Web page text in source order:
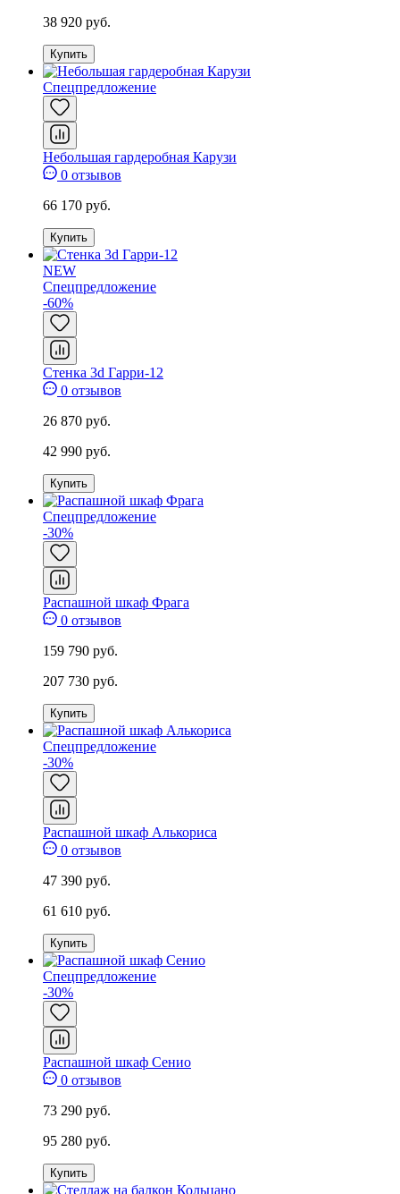
38 920 руб.
Купить
Спецпредложение
Небольшая гардеробная Карузи
0 отзывов
66 170 руб.
Купить
NEW
Спецпредложение
-60%
Стенка 3d Гарри-12
0 отзывов
26 870 руб.
42 990 руб.
Купить
Спецпредложение
-30%
Распашной шкаф Фрага
0 отзывов
159 790 руб.
207 730 руб.
Купить
Спецпредложение
-30%
Распашной шкаф Алькориса
0 отзывов
47 390 руб.
61 610 руб.
Купить
Спецпредложение
-30%
Распашной шкаф Сенио
0 отзывов
73 290 руб.
95 280 руб.
Купить